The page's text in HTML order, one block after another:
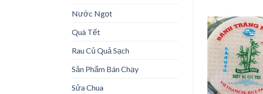
Nước Ngọt
Quà Tết
Rau Củ Quả Sạch
Sản Phẩm Bán Chạy
Sửa Chua
Add to
wishlist